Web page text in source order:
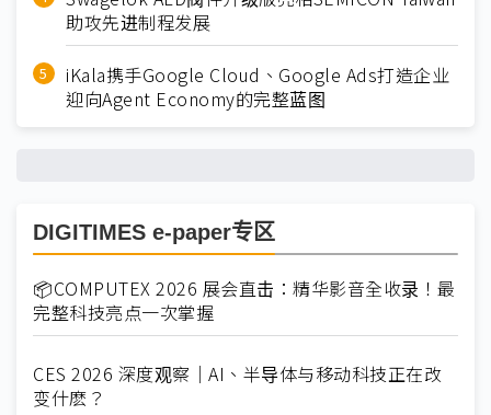
助攻先进制程发展
iKala携手Google Cloud、Google Ads打造企业
迎向Agent Economy的完整蓝图
DIGITIMES e-paper专区
📦COMPUTEX 2026 展会直击：精华影音全收录！最
完整科技亮点一次掌握
CES 2026 深度观察｜AI、半导体与移动科技正在改
变什麽？